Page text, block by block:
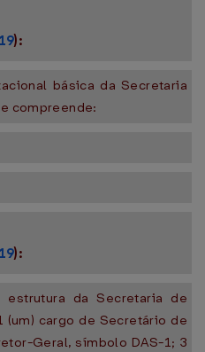
):
básica da Secretaria
compreende:
):
da Secretaria de
(um) cargo de Secretário de
Geral, símbolo DAS-1; 3